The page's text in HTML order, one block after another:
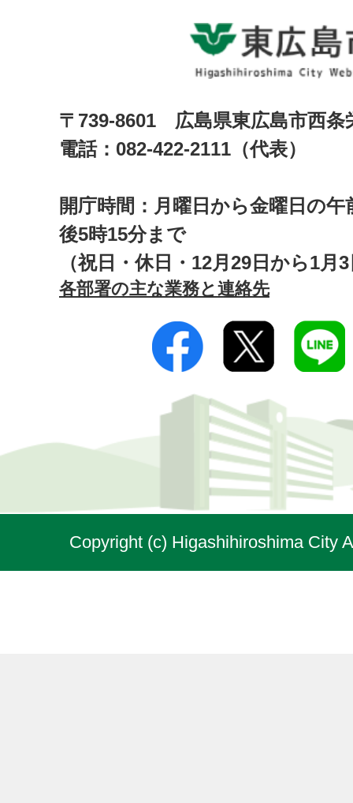
〒739-8601 広島県東広島市西
電話：082-422-2111（代表）
開庁時間：月曜日から金曜日の午
後5時15分まで
（祝日・休日・12月29日から1月
各部署の主な業務と連絡先
Copyright (c) Higashihiroshima City